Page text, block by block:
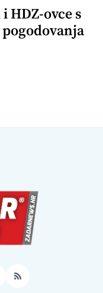
HDZ-ovce s
RSS